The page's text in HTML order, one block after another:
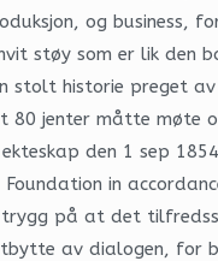
og business,
støy som er lik
stolt historie preget
80 jenter måtte møte
den 1 sep
in
på at det
av dialogen, for